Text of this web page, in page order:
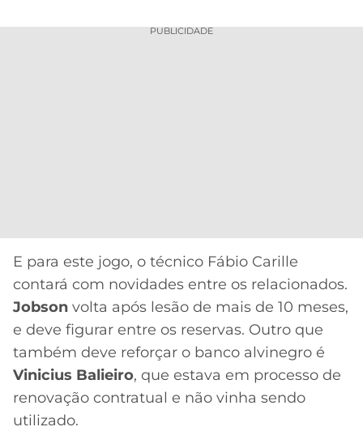
MELHORES
CASSINOS
ONLINE
2026
SANTOS
INTERNACIONAL
GRÊMIO
ATLÉTICO
MG
CRUZEIRO
CAMPEÕES
LALIGA
PUBLICIDADE
E para este jogo, o técnico Fábio Carille
contará com novidades entre os relacionados.
Jobson volta após lesão de mais de 10 meses,
e deve figurar entre os reservas. Outro que
também deve reforçar o banco alvinegro é
Vinicius Balieiro, que estava em processo de
renovação contratual e não vinha sendo
utilizado.